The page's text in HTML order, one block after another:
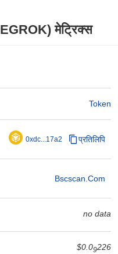
मेट्रिक्स
Token
0xdc...17a2 प्रतिलिपि
Bscscan.com
no data
$0.09226